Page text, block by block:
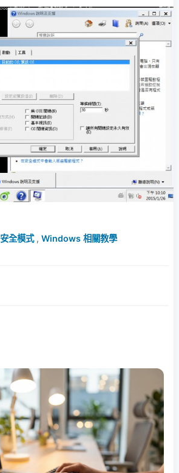
安全模式, Windows 相關教學